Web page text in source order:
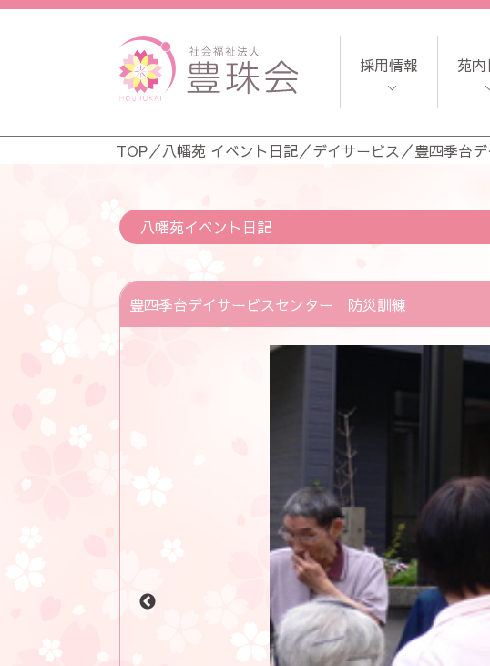
採用情報 苑内
TOP／八幡苑 イベント日記／デイサービス ／豊四季台
八幡苑イベント日記
豊四季台デイサービスセンター 防災訓練